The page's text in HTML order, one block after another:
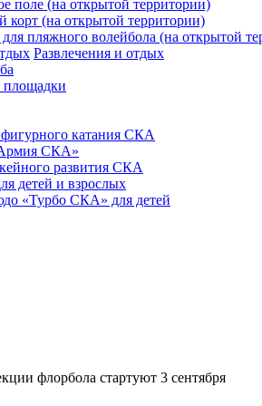
поле (на открытой территории)
корт (на открытой территории)
пляжного волейбола (на открытой
Развлечения и отдых
катания СКА
СКА»
развития СКА
детей и взрослых
«Турбо СКА» для детей
флорбола стартуют 3 сентября